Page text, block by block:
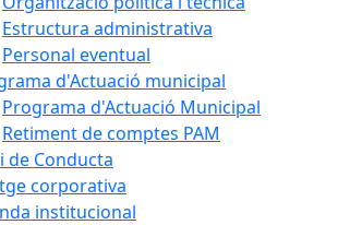
Estructura administrativa
Personal eventual
d'Actuació municipal
Programa d'Actuació Municipal
Retiment de comptes PAM
de Conducta
corporativa
institucional